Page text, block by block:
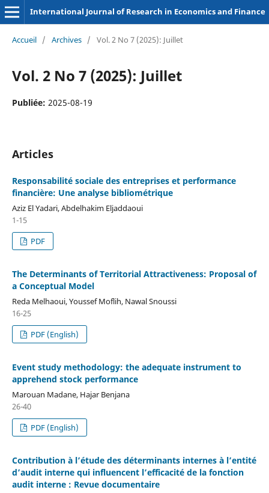
International Journal of Research in Economics and Finance
Accueil / Archives / Vol. 2 No 7 (2025): Juillet
Vol. 2 No 7 (2025): Juillet
Publiée: 2025-08-19
Articles
Responsabilité sociale des entreprises et performance
financière: Une analyse bibliométrique
Aziz El Yadari, Abdelhakim Eljaddaoui
1-15
PDF
The Determinants of Territorial Attractiveness: Proposal of
a Conceptual Model
Reda Melhaoui, Youssef Moflih, Nawal Snoussi
16-25
PDF (English)
Event study methodology: the adequate instrument to
apprehend stock performance
Marouan Madane, Hajar Benjana
26-40
PDF (English)
Contribution à l’étude des déterminants internes à l’entité
d’audit interne qui influencent l’efficacité de la fonction
audit interne : Revue documentaire